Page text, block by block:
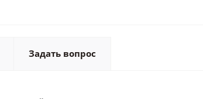
Задать вопрос